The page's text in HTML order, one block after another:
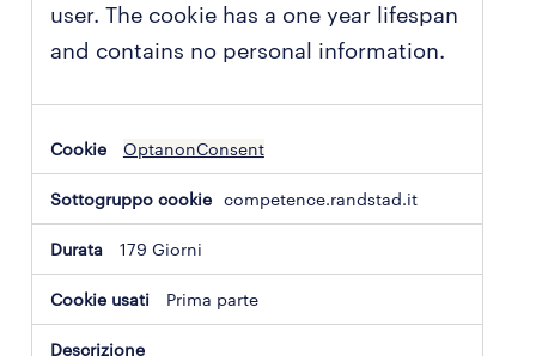
user. The cookie has a one year lifespan
and contains no personal information.
OptanonConsent
competence.randstad.it
179 Giorni
Prima parte